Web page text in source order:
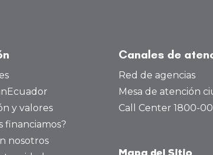
y valores
financiamos?
nosotros
Canales de
Red de agencias
Mesa de atención
Call Center 1800-